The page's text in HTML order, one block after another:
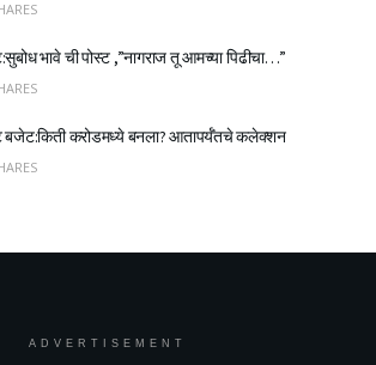
भावे ची पोस्ट ,”नागराज तू आमच्या पिढीचा…”
करोडमध्ये बनला? आतापर्यँतचे कलेक्शन
ADVERTISEMENT